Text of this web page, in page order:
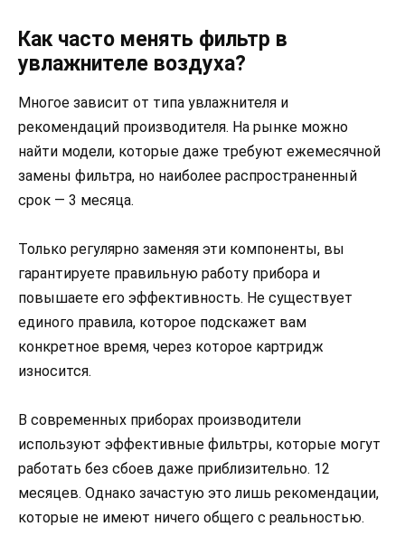
Как часто менять фильтр в
увлажнителе воздуха?
Многое зависит от типа увлажнителя и
рекомендаций производителя. На рынке можно
найти модели, которые даже требуют ежемесячной
замены фильтра, но наиболее распространенный
срок — 3 месяца.
Только регулярно заменяя эти компоненты, вы
гарантируете правильную работу прибора и
повышаете его эффективность. Не существует
единого правила, которое подскажет вам
конкретное время, через которое картридж
износится.
В современных приборах производители
используют эффективные фильтры, которые могут
работать без сбоев даже приблизительно. 12
месяцев. Однако зачастую это лишь рекомендации,
которые не имеют ничего общего с реальностью.